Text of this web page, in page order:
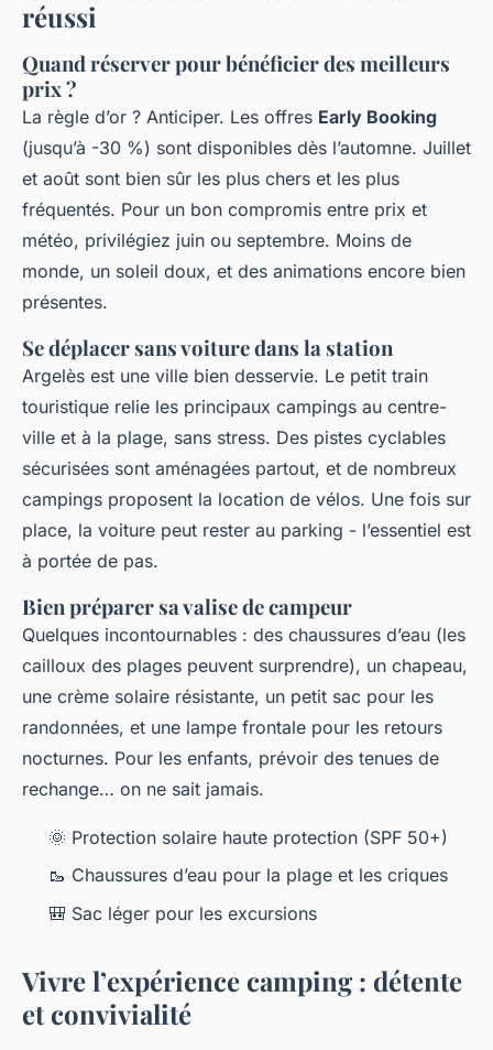
réussi
Quand réserver pour bénéficier des meilleurs
prix ?
La règle d’or ? Anticiper. Les offres Early Booking
(jusqu’à -30 %) sont disponibles dès l’automne. Juillet
et août sont bien sûr les plus chers et les plus
fréquentés. Pour un bon compromis entre prix et
météo, privilégiez juin ou septembre. Moins de
monde, un soleil doux, et des animations encore bien
présentes.
Se déplacer sans voiture dans la station
Argelès est une ville bien desservie. Le petit train
touristique relie les principaux campings au centre-
ville et à la plage, sans stress. Des pistes cyclables
sécurisées sont aménagées partout, et de nombreux
campings proposent la location de vélos. Une fois sur
place, la voiture peut rester au parking - l’essentiel est
à portée de pas.
Bien préparer sa valise de campeur
Quelques incontournables : des chaussures d’eau (les
cailloux des plages peuvent surprendre), un chapeau,
une crème solaire résistante, un petit sac pour les
randonnées, et une lampe frontale pour les retours
nocturnes. Pour les enfants, prévoir des tenues de
rechange… on ne sait jamais.
🌞 Protection solaire haute protection (SPF 50+)
🥾 Chaussures d’eau pour la plage et les criques
🎒 Sac léger pour les excursions
Vivre l’expérience camping : détente
et convivialité